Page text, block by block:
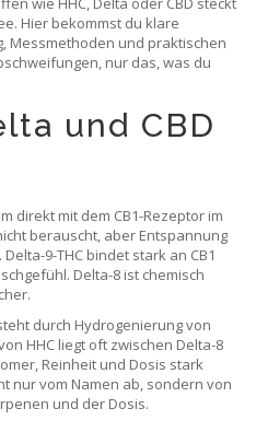
Hier bekommst du klare
Messmethoden und praktischen
nur das, was du
und CBD
direkt mit dem CB1-Rezeptor im
berauscht, aber Entspannung
9-THC bindet stark an CB1
Delta-8 ist chemisch
durch Hydrogenierung von
HHC liegt oft zwischen Delta-8
Reinheit und Dosis stark
nur vom Namen ab, sondern von
und der Dosis.